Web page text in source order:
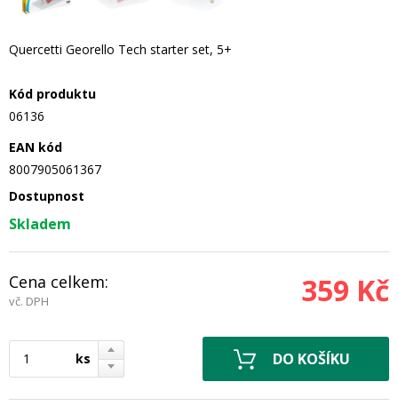
Quercetti Georello Tech starter set, 5+
Kód produktu
06136
EAN kód
8007905061367
Dostupnost
Skladem
Cena celkem:
vč. DPH 359 Kč
ks